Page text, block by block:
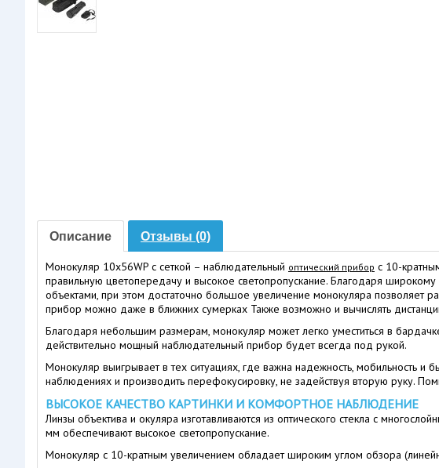
Описание Отзывы (0)
Монокуляр 10х56WP с сеткой – наблюдательный оптический прибор с 10-
правильную цветопередачу и высокое светопропускание. Благодаря
объектами, при этом достаточно большое увеличение монокуляра позволяет
прибор можно даже в ближних сумерках Также возможно и вычислять
Благодаря небольшим размерам, монокуляр может легко уместиться в
действительно мощный наблюдательный прибор будет всегда под рукой.
Монокуляр выигрывает в тех ситуациях, где важна надежность, мобильность
наблюдениях и производить перефокусировку, не задействуя вторую руку.
ВЫСОКОЕ КАЧЕСТВО КАРТИНКИ И КОМФОРТНОЕ НАБЛЮДЕНИЕ
Линзы объектива и окуляра изготавливаются из оптического стекла с
мм обеспечивают высокое светопропускание.
Монокуляр с 10-кратным увеличением обладает широким углом обзора